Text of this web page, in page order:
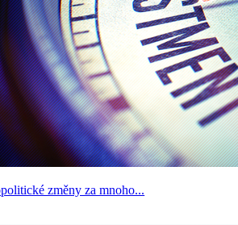
změny za mnoho...